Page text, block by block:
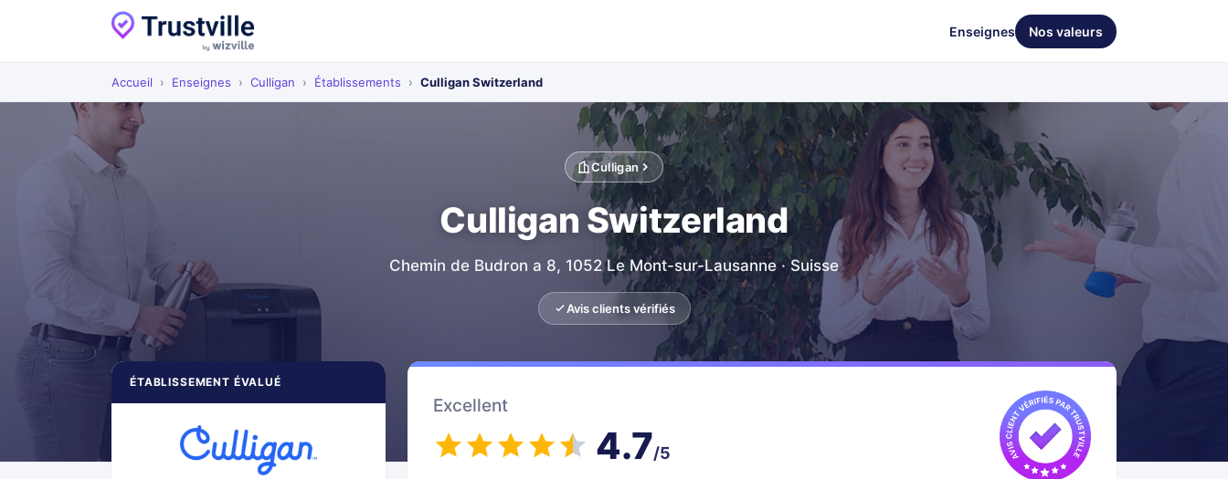
Enseignes Nos valeurs
Accueil › Enseignes › Culligan › Établissements › Culligan Switzerland
Culligan
Culligan Switzerland
Chemin de Budron a 8, 1052 Le Mont-sur-Lausanne · Suisse
Avis clients vérifiés
ÉTABLISSEMENT ÉVALUÉ
Excellent
4.7/5